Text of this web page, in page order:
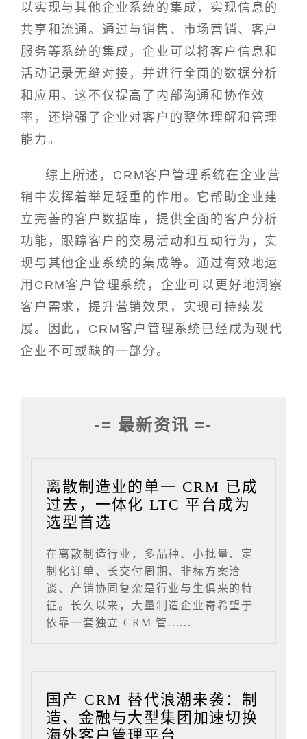
以实现与其他企业系统的集成，实现信息的
共享和流通。通过与销售、市场营销、客户
服务等系统的集成，企业可以将客户信息和
活动记录无缝对接，并进行全面的数据分析
和应用。这不仅提高了内部沟通和协作效
率，还增强了企业对客户的整体理解和管理
能力。
综上所述，CRM客户管理系统在企业营
销中发挥着举足轻重的作用。它帮助企业建
立完善的客户数据库，提供全面的客户分析
功能，跟踪客户的交易活动和互动行为，实
现与其他企业系统的集成等。通过有效地运
用CRM客户管理系统，企业可以更好地洞察
客户需求，提升营销效果，实现可持续发
展。因此，CRM客户管理系统已经成为现代
企业不可或缺的一部分。
-= 最新资讯 =-
离散制造业的单一 CRM 已成
过去，一体化 LTC 平台成为
选型首选
在离散制造行业，多品种、小批量、定
制化订单、长交付周期、非标方案洽
谈、产销协同复杂是行业与生俱来的特
征。长久以来，大量制造企业寄希望于
依靠一套独立 CRM 管......
国产 CRM 替代浪潮来袭：制
造、金融与大型集团加速切换
海外客户管理平台